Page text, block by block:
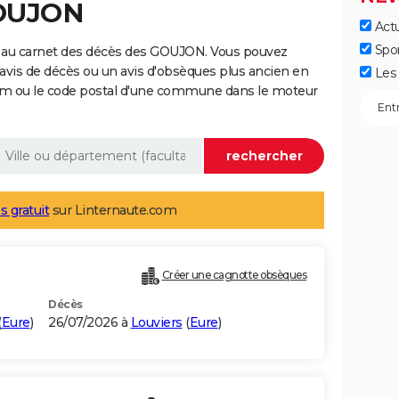
carnet des décès des GOUJON. Vous pouvez
de décès ou un avis d'obsèques plus ancien en
ou le code postal d'une commune dans le moteur
gratuitsur Linternaute.com
Créer une cagnotte obsèques
Eure)
Décès
26/07/2026 à Louviers (Eure)